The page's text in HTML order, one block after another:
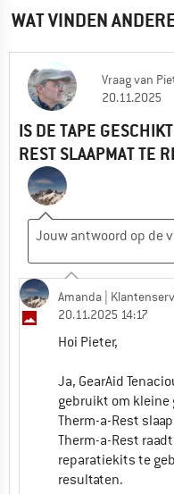
WAT VINDEN
Vraagvan
20.11.2025
IS DE TAPE
REST SLAAPMAT TE
Amanda |
20.11.2025 14:17
Hoi Pieter,
Ja, GearAid
gebruikt om kleine
Therm-a-Rest
Therm-a-Rest
reparatiekits te
resultaten.